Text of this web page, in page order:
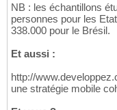
NB : les échantillons
personnes pour les
338.000 pour le Brésil.
Et aussi :
http://
une stratégie mobile